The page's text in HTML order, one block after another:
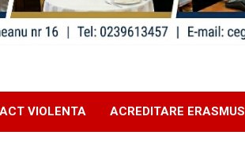
VIOLENTA ACREDITARE ERASMUS